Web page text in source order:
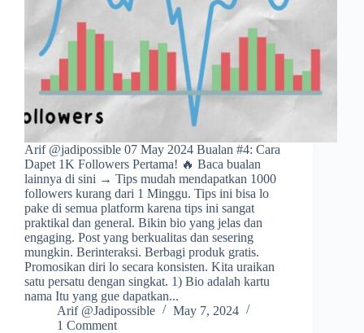
Arif @jadipossible 07 May 2024 Bualan #4: Cara
Dapet 1K Followers Pertama! 🔥 Baca bualan
lainnya di sini → Tips mudah mendapatkan 1000
followers kurang dari 1 Minggu. Tips ini bisa lo
pake di semua platform karena tips ini sangat
praktikal dan general. Bikin bio yang jelas dan
engaging. Post yang berkualitas dan sesering
mungkin. Berinteraksi. Berbagi produk gratis.
Promosikan diri lo secara konsisten. Kita uraikan
satu persatu dengan singkat. 1) Bio adalah kartu
nama Itu yang gue dapatkan...
Arif @Jadipossible
May 7, 2024
1 Comment